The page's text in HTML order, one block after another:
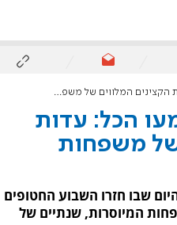
המלווים של משפחות החטופים
הכל: עדות
של משפחות
שבו חזרו השבוע החטופים
המיוסרות, שנתיים של